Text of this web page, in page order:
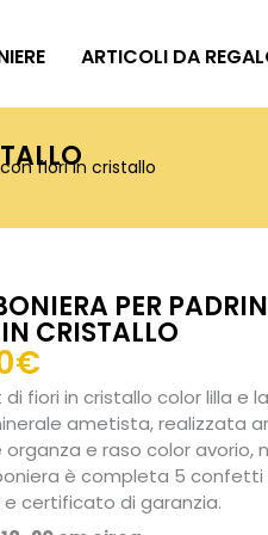
ARTICOLI DA
fiori in cristallo
PER
CRISTALLO
€
di fiori in cristallo color lilla e
ametista, realizzata
organza e raso color avorio,
è completa 5
e certificato di garanzia.